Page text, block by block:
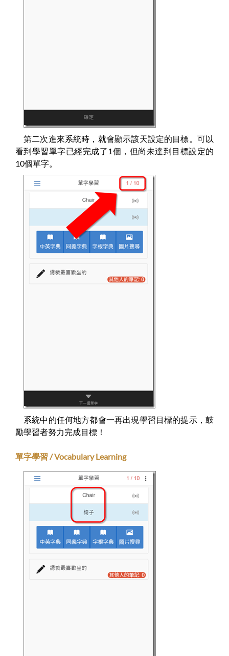
第二次進來系統時，就會顯示該天設定的目標。可以
看到學習單字已經完成了1個，但尚未達到目標設定的
10個單字。
系統中的任何地方都會一再出現學習目標的提示，鼓
勵學習者努力完成目標！
單字學習 / Vocabulary Learning